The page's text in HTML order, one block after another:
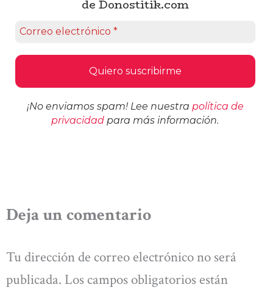
de Donostitik.com
¡No enviamos spam! Lee nuestra política de
privacidad para más información.
Deja un comentario
Tu dirección de correo electrónico no será
publicada. Los campos obligatorios están